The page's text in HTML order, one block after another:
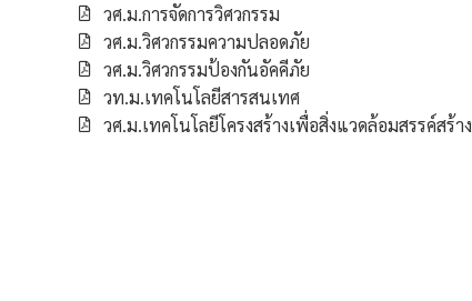
วศ.ม.การจัดการวิศวกรรม
วศ.ม.วิศวกรรมความปลอดภัย
วศ.ม.วิศวกรรมป้องกันอัคคีภัย
วท.ม.เทคโนโลยีสารสนเทศ
วศ.ม.เทคโนโลยีโครงสร้างเพื่อสิ่งแวดล้อมสรรค์สร้าง